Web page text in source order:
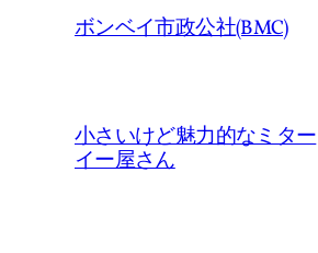
ボンベイ市政公社(BMC)
小さいけど魅力的なミター
イー屋さん